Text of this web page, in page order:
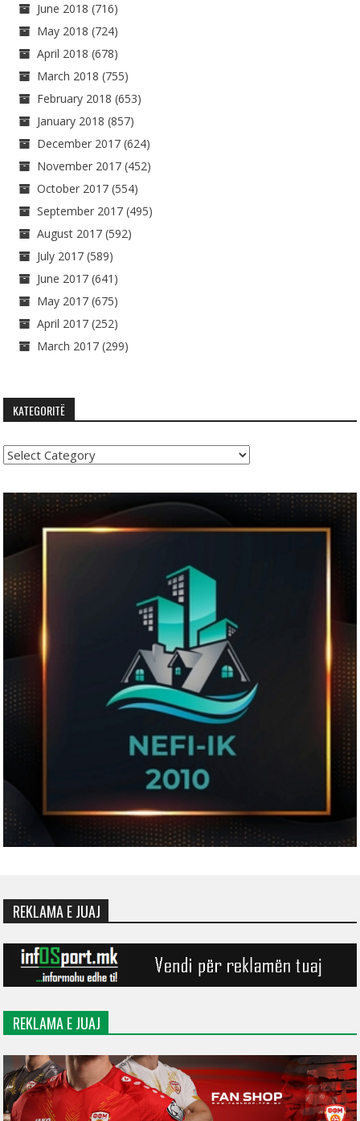
June 2018 (716)
May 2018 (724)
April 2018 (678)
March 2018 (755)
February 2018 (653)
January 2018 (857)
December 2017 (624)
November 2017 (452)
October 2017 (554)
September 2017 (495)
August 2017 (592)
July 2017 (589)
June 2017 (641)
May 2017 (675)
April 2017 (252)
March 2017 (299)
KATEGORITË
Kategoritë
REKLAMA E JUAJ
REKLAMA E JUAJ